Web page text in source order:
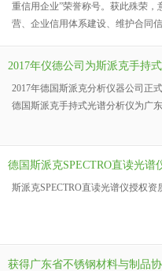
重信用企业”荣誉称号。获此殊荣
营、企业信用体系建设、维护合同
2017年仪德公司为斯派克手持
2017年德国斯派克分析仪器公司正
德国斯派克手持式光谱分析仪为广
德国斯派克SPECTRO直读光谱
斯派克SPECTRO直读光谱仪授权资
获得广东省不锈钢材料与制品